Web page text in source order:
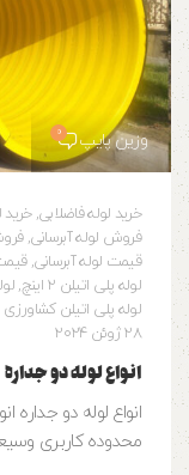
وزین پایپ 0
خرید لوله فاضلابی,خرید
فروش لوله آبرسانی,
قیمت لوله آبرسانی,
لوله پلی اتیلن 2 اینچ
,
لوله پلی اتیلن کشاورزی
28 ژوئن 2024
انواع لوله دو جداره
انواع لوله دو جداره
محدوده کاربری